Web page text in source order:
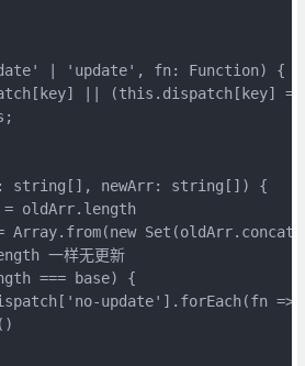
| 'update', fn: Function) {
|| (this.dispatch[key]
string[], newArr: string[]) {
oldArr.length
Array.from(new
一样无更新
=== base) {
update'].forEach(fn =>